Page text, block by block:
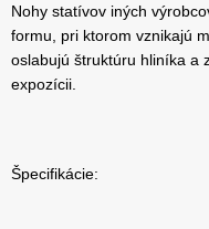
Nohy statívov iných
formu, pri ktorom vznikajú
oslabujú štruktúru hliníka a
expozícii.
Špecifikácie: